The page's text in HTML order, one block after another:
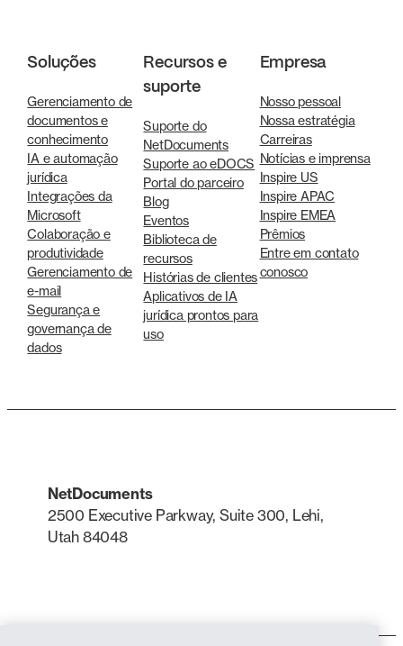
Soluções
Gerenciamento de
documentos e
conhecimento
IA e automação
jurídica
Integrações da
Microsoft
Colaboração e
produtividade
Gerenciamento de
e-mail
Segurança e
governança de
dados
Recursos e
suporte
Suporte do
NetDocuments
Suporte ao eDOCS
Portal do parceiro
Blog
Eventos
Biblioteca de
recursos
Histórias de clientes
Aplicativos de IA
jurídica prontos para
uso
Empresa
Nosso pessoal
Nossa estratégia
Carreiras
Notícias e imprensa
Inspire US
Inspire APAC
Inspire EMEA
Prêmios
Entre em contato
conosco
NetDocuments
2500 Executive Parkway, Suite 300, Lehi,
Utah 84048